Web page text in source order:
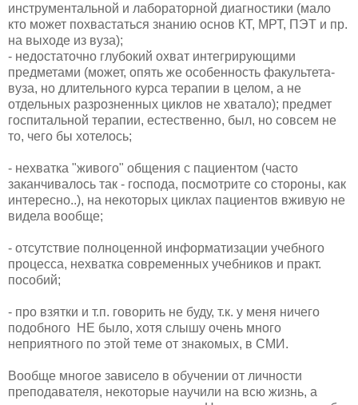
инструментальной и лабораторной диагностики (мало
кто может похвастаться знанию основ КТ, МРТ, ПЭТ и пр.
на выходе из вуза);
- недостаточно глубокий охват интегрирующими
предметами (может, опять же особенность факультета-
вуза, но длительного курса терапии в целом, а не
отдельных разрозненных циклов не хватало); предмет
госпитальной терапии, естественно, был, но совсем не
то, чего бы хотелось;
- нехватка "живого" общения с пациентом (часто
заканчивалось так - господа, посмотрите со стороны, как
интересно..), на некоторых циклах пациентов вживую не
видела вообще;
- отсутствие полноценной информатизации учебного
процесса, нехватка современных учебников и практ.
пособий;
- про взятки и т.п. говорить не буду, т.к. у меня ничего
подобного НЕ было, хотя слышу очень много
неприятного по этой теме от знакомых, в СМИ.
Вообще многое зависело в обучении от личности
преподавателя, некоторые научили на всю жизнь, а